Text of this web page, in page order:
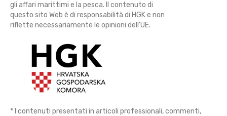
gli affari marittimi e la pesca. Il contenuto di
questo sito Web è di responsabilità di HGK e non
riflette necessariamente le opinioni dell'UE.
* I contenuti presentati in articoli professionali, commenti,